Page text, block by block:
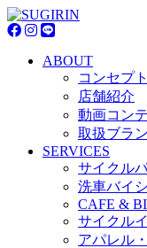
ABOUT
コンセプト
店舗紹介
動画コン
取扱ブラ
SERVICES
サイクル
洗車バイ
CAFE &
サイクル
アパレル